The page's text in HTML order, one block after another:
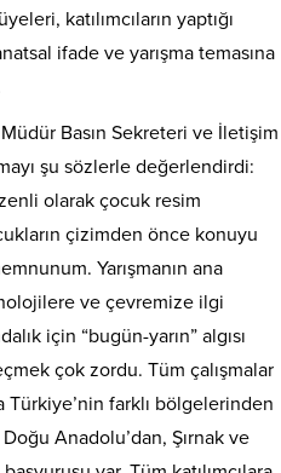
katılımcıların yaptığı
ifade ve yarışma temasına
Basın Sekreteri ve İletişim
şu sözlerle değerlendirdi:
olarak çocuk resim
çizimden önce konuyu
Yarışmanın ana
ve çevremize ilgi
için “bugün-yarın” algısı
çok zordu. Tüm çalışmalar
Türkiye’nin farklı bölgelerinden
Anadolu’dan, Şırnak ve